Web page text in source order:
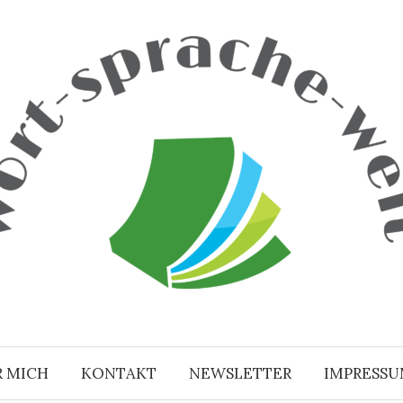
MICH KONTAKT NEWSLETTER